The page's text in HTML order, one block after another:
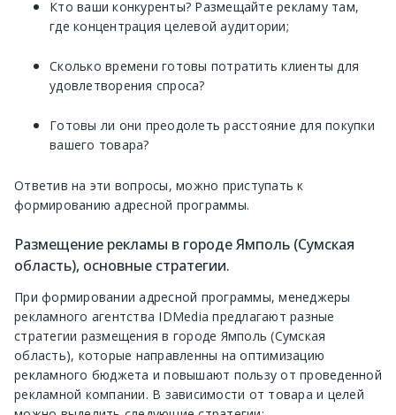
Кто ваши конкуренты? Размещайте рекламу там,
где концентрация целевой аудитории;
Сколько времени готовы потратить клиенты для
удовлетворения спроса?
Готовы ли они преодолеть расстояние для покупки
вашего товара?
Ответив на эти вопросы, можно приступать к
формированию адресной программы.
Размещение рекламы в городе Ямполь (Сумская
область), основные стратегии.
При формировании адресной программы, менеджеры
рекламного агентства IDMedia предлагают разные
стратегии размещения в городе Ямполь (Сумская
область), которые направленны на оптимизацию
рекламного бюджета и повышают пользу от проведенной
рекламной компании. В зависимости от товара и целей